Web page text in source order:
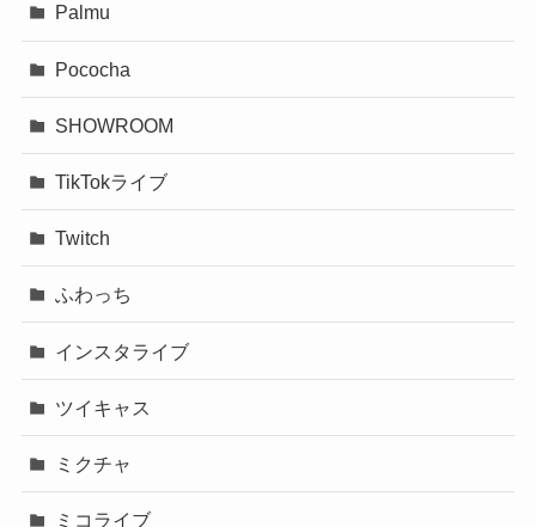
Palmu
Pococha
SHOWROOM
TikTokライブ
Twitch
ふわっち
インスタライブ
ツイキャス
ミクチャ
ミコライブ